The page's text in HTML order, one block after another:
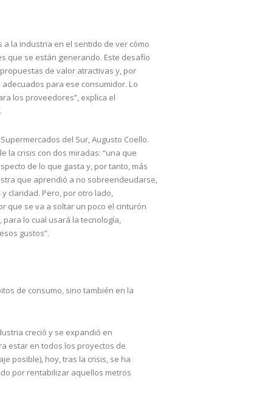
la industria en el sentido de ver cómo
que se están generando. Este desafío
de valor atractivas y, por
para ese consumidor. Lo
los proveedores”, explica el
del Sur, Augusto Coello.
la crisis con dos miradas: “una que
de lo que gasta y, por tanto, más
que aprendió a no sobreendeudarse,
claridad. Pero, por otro lado,
que se va a soltar un poco el cinturón
para lo cual usará la tecnología,
gustos”.
de consumo, sino también en la
creció y se expandió en
estar en todos los proyectos de
posible), hoy, tras la crisis, se ha
por rentabilizar aquellos metros